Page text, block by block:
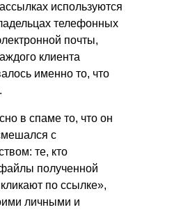
используются
телефонных
почты,
клиента
именно то, что
в спаме то, что он
с
те, кто
полученной
по ссылке»,
личными и